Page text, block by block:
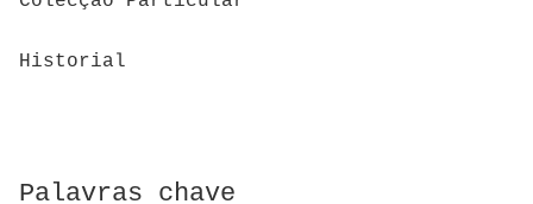
Historial
Palavras chave